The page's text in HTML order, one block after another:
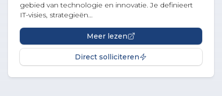
gebied van technologie en innovatie. Je definieert
IT-visies, strategieën...
Meer lezen
Direct solliciteren